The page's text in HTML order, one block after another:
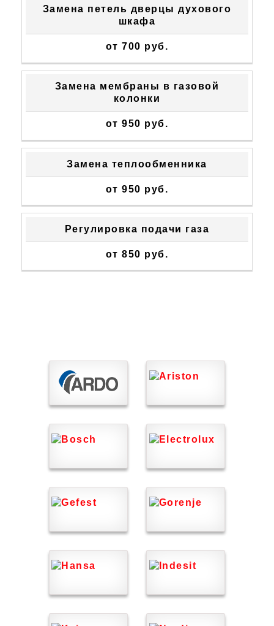
Замена петель дверцы духового
шкафа
от 700 руб.
Замена мембраны в газовой
колонки
от 950 руб.
Замена теплообменника
от 950 руб.
Регулировка подачи газа
от 850 руб.